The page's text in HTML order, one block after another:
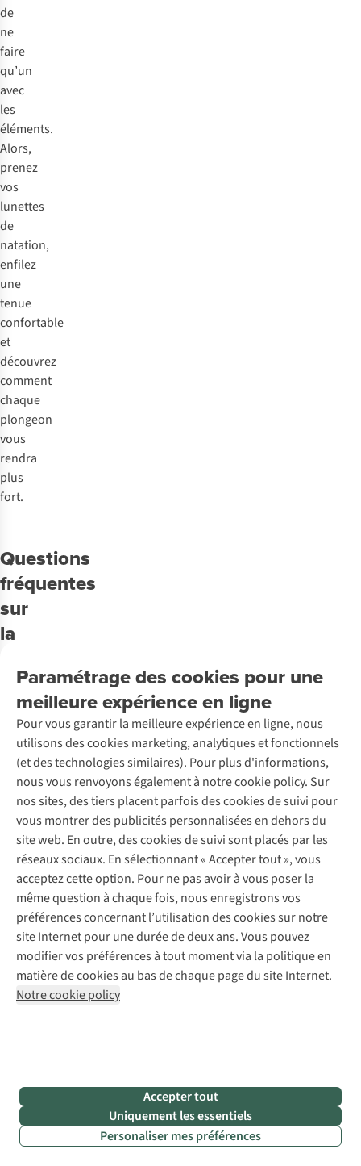
de
ne
faire
qu’un
avec
les
éléments.
Alors,
prenez
vos
lunettes
de
natation,
enfilez
une
tenue
confortable
et
découvrez
comment
chaque
plongeon
vous
rendra
plus
fort.
Questions
fréquentes
sur
la
débuter
toute
sécurité
nage
eau
froide
règle
d’or :
écoutez
nagez
jamais
seul.
Commencez
améliorer
son
endurance
régularité
prime
bien
entretenir
Paramétrage des cookies pour une
meilleure expérience en ligne
Pour vous garantir la meilleure expérience en ligne, nous
utilisons des cookies marketing, analytiques et fonctionnels
(et des technologies similaires). Pour plus d'informations,
nous vous renvoyons également à notre cookie policy. Sur
nos sites, des tiers placent parfois des cookies de suivi pour
vous montrer des publicités personnalisées en dehors du
site web. En outre, des cookies de suivi sont placés par les
réseaux sociaux. En sélectionnant « Accepter tout », vous
acceptez cette option. Pour ne pas avoir à vous poser la
même question à chaque fois, nous enregistrons vos
préférences concernant l’utilisation des cookies sur notre
site Internet pour une durée de deux ans. Vous pouvez
modifier vos préférences à tout moment via la politique en
matière de cookies au bas de chaque page du site Internet.
Notre cookie policy
Accepter tout
Uniquement les essentiels
Personaliser mes préférences